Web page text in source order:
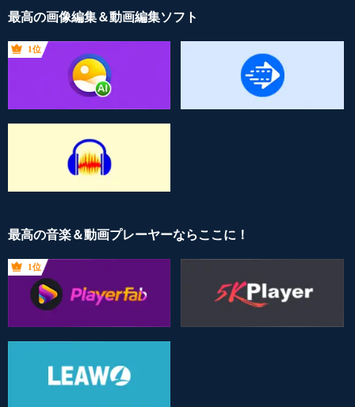
最高の画像編集＆動画編集ソフト
1位
最高の音楽＆動画プレーヤーならここに！
1位